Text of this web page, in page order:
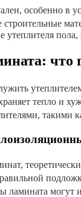
особенно
утеплителя
что
тепло и
такими
ламината могут